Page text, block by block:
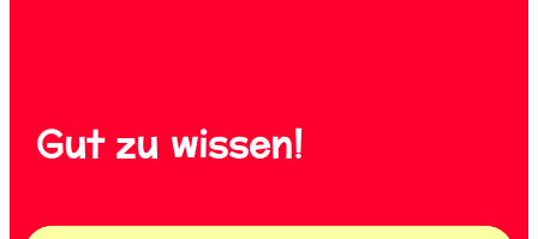
Gut zu wissen!